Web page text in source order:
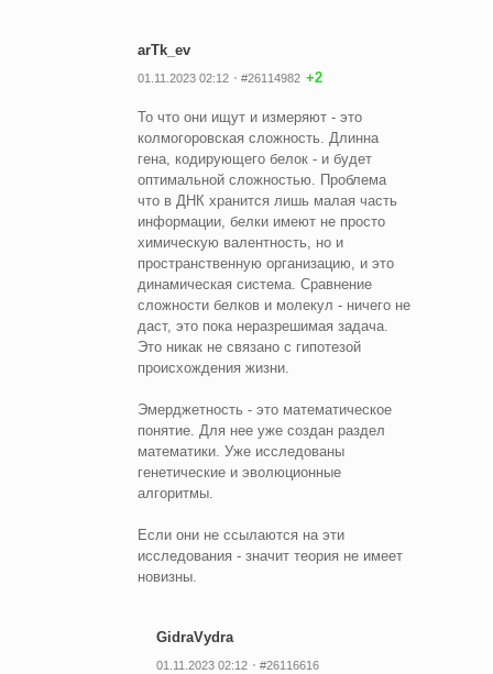
arTk_ev
01.11.2023 02:12 #26114982 +2
То что они ищут и измеряют - это
колмогоровская сложность. Длинна
гена, кодирующего белок - и будет
оптимальной сложностью. Проблема
что в ДНК хранится лишь малая часть
информации, белки имеют не просто
химическую валентность, но и
пространственную организацию, и это
динамическая система. Сравнение
сложности белков и молекул - ничего не
даст, это пока неразрешимая задача.
Это никак не связано с гипотезой
происхождения жизни.
Эмерджетность - это математическое
понятие. Для нее уже создан раздел
математики. Уже исследованы
генетические и эволюционные
алгоритмы.
Если они не ссылаются на эти
исследования - значит теория не имеет
новизны.
GidraVydra
01.11.2023 02:12 #26116616